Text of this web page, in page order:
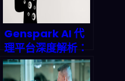
Genspark AI 代
理平台深度解析：
企業級低程式碼解
決方案如何重塑